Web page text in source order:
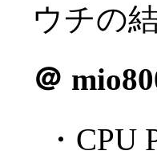
ウチの
＠
・CPU